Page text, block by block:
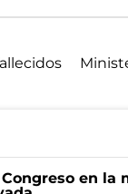
en la